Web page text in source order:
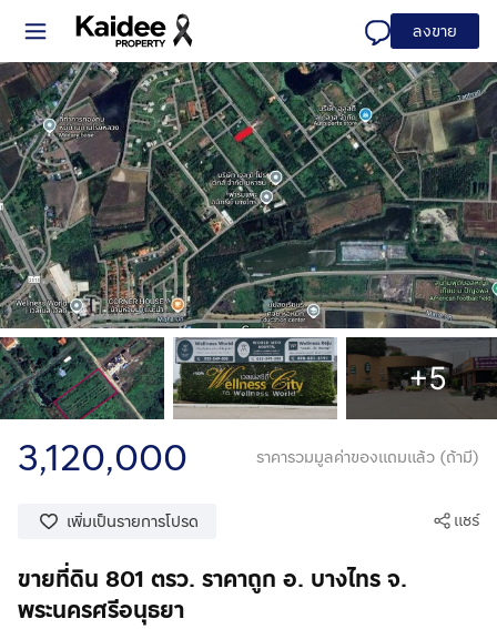
ลงขาย
+5
3,120,000 ราคารวมมูลค่าของแถมแล้ว (ถ้ามี)
เพิ่มเป็นรายการโปรด แชร์
ขายที่ดิน 801 ตรว. ราคาถูก อ. บางไทร จ.
พระนครศรีอนุธยา